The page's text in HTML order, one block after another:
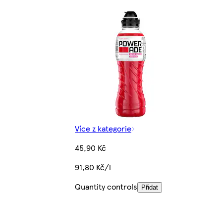
Více z kategorie
45,90 Kč
91,80 Kč/l
Quantity controls
Přidat